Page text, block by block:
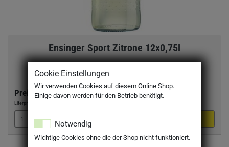
Ensinger Sport Zitrone 12x0,75l
MEHRWEG
inkl. MwSt. zzgl Pfand: 3,30 €
Preis: 12,09 €
Literpreis:
Cookie Einstellungen
Wir verwenden Cookies auf diesem Online Shop.
Einige davon werden für den Betrieb benötigt.
Notwendig
Wichtige Cookies ohne die der Shop nicht funktioniert.